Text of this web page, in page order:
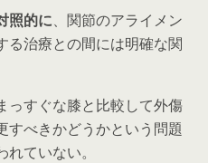
照的に、関節のアライメン
る治療との間には明確な関
っすぐな膝と比較して外傷
すべきかどうかという問題
ていない。